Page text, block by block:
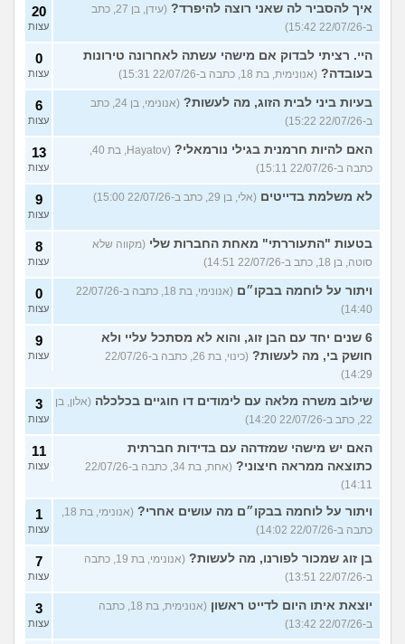
איך להסביר לה שאני רוצה להיפרד?
(עידן, בן 27, כתב
ב-22/07/26 15:42)
20
עצות
היי. רציתי לבדוק אם מישהי עשתה לאחרונה טירונות
בעובדה? (אנונימית, בת 18, כתבה ב-22/07/26 15:31)
0
עצות
בעיות ביני לבית הזוג, מה לעשות?
(אנונימי, בן 24, כתב
ב-22/07/26 15:22)
6
עצות
האם להיות חרמנית בגילי נורמאלי?
(Hayatov, בת 40,
כתבה ב-22/07/26 15:11)
13
עצות
לא משלמת בדייטים (אלי, בן 29, כתב ב-22/07/26 15:00) 9
עצות
בטעות "התעוררתי" מאחת החברות שלי (מקווה שלא
סוטה, בן 18, כתב ב-22/07/26 14:51)
8
עצות
ויתור על לוחמה בבקו״ם
(אנונימי, בת 18, כתבה ב-22/07/26
14:40)
0
עצות
6 שנים יחד עם הבן זוג, והוא לא מסתכל עליי ולא
חושק בי, מה לעשות?
(כינוי, בת 26, כתבה ב-22/07/26
14:29)
9
עצות
שילוב משרה מלאה עם לימודים דו חוגיים בכלכלה (אלון, בן
22, כתב ב-22/07/26 14:20)
3
עצות
האם יש מישהי שמזדהה עם בדידות חברתית
כתוצאה ממראה חיצוני?
(אחת, בת 34, כתבה ב-22/07/26
14:11)
11
עצות
ויתור על לוחמה בבקו״ם מה עושים אחרי?
(אנונימי, בת 18,
כתבה ב-22/07/26 14:02)
1
עצות
בן זוג שמכור לפורנו, מה לעשות?
(אנונימי, בת 19, כתבה
ב-22/07/26 13:51)
7
עצות
יוצאת איתו היום לדייט ראשון
(אנונימית, בת 18, כתבה
ב-22/07/26 13:42)
3
עצות